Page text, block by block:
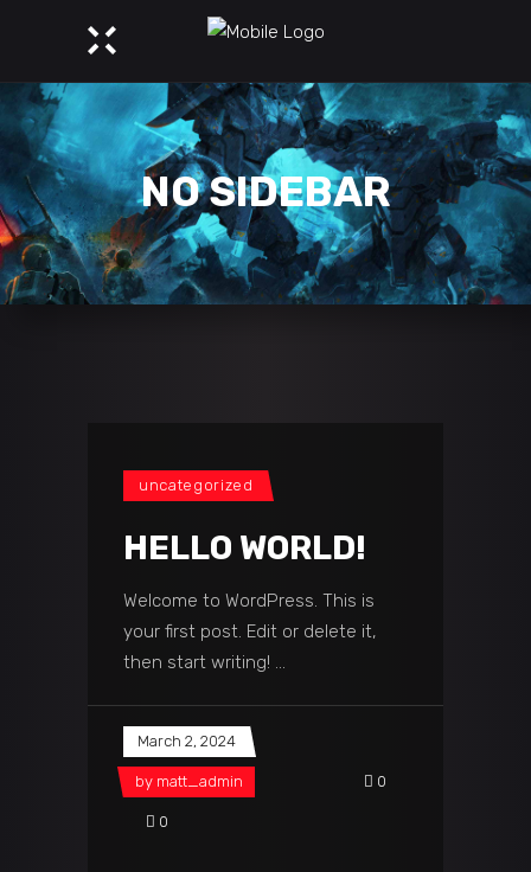
NO SIDEBAR
uncategorized
HELLO WORLD!
Welcome to WordPress. This is
your first post. Edit or delete it,
then start writing!
March 2, 2024
by matt_admin 0
0